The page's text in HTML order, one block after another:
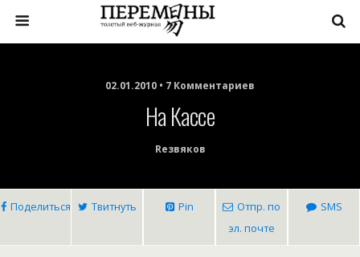
02.01.2010 • 7 Комментариев
На Кассе
Rезвяков
Поделиться Твитнуть Pin
Отпр. по
эл. почте
SMS